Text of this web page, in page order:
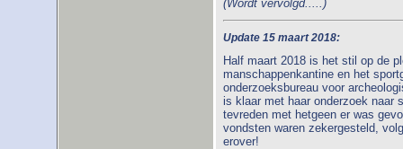
(Wordt vervolgd.....)
Update 15 maart 2018:
Half maart 2018 is het stil op de
manschappenkantine en het
onderzoeksbureau voor
is klaar met haar onderzoek naar
tevreden met hetgeen er was
vondsten waren zekergesteld,
erover!